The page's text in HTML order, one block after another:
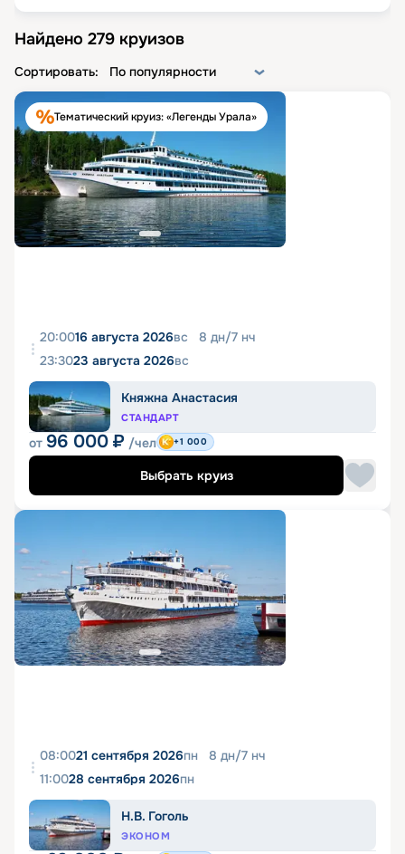
Найдено 279 круизов
Сортировать: По популярности
Тематический круиз: «Легенды Урала»
20:0016 августа 2026вс 8 дн/7 нч
23:3023 августа 2026вс
Княжна Анастасия
СТАНДАРТ
от 96 000 ₽ /чел +1 000
Выбрать круиз
08:0021 сентября 2026пн 8 дн/7 нч
11:0028 сентября 2026пн
Н.В. Гоголь
ЭКОНОМ